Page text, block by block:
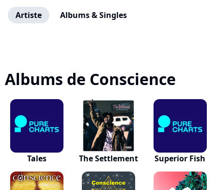
Artiste Albums & Singles
Albums de Conscience
Tales The Settlement Superior Fish